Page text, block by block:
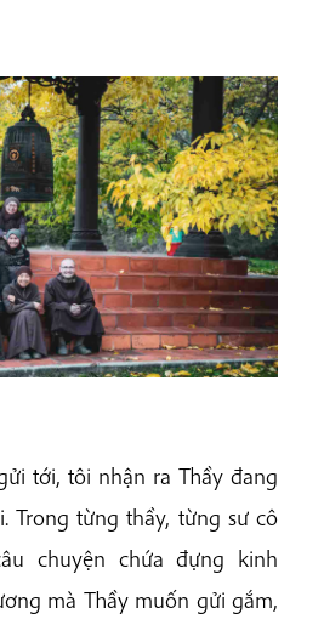
tới, tôi nhận ra Thầy đang
Trong từng thầy, từng sư cô
chuyện chứa đựng kinh
mà Thầy muốn gửi gắm,